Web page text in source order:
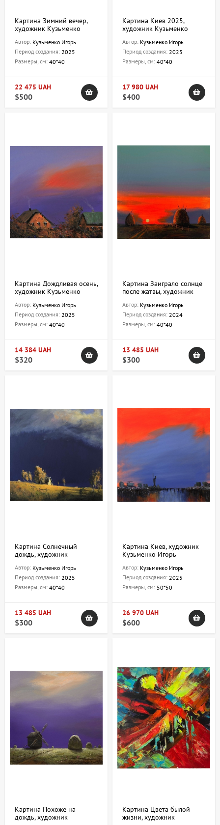
Картина Зимний вечер,
художник Кузьменко
Автор: Кузьменко Игорь
Период создания: 2025
Размеры, см: 40*40
22 475 UAH
$500
Картина Киев 2025,
художник Кузьменко
Автор: Кузьменко Игорь
Период создания: 2025
Размеры, см: 40*40
17 980 UAH
$400
Картина Дождливая осень,
художник Кузьменко
Автор: Кузьменко Игорь
Период создания: 2025
Размеры, см: 40*40
14 384 UAH
$320
Картина Заиграло солнце
после жатвы, художник
Автор: Кузьменко Игорь
Период создания: 2024
Размеры, см: 40*40
13 485 UAH
$300
Картина Солнечный
дождь, художник
Автор: Кузьменко Игорь
Период создания: 2025
Размеры, см: 40*40
13 485 UAH
$300
Картина Киев, художник
Кузьменко Игорь
Автор: Кузьменко Игорь
Период создания: 2025
Размеры, см: 50*50
26 970 UAH
$600
Картина Похоже на
дождь, художник
Картина Цвета былой
жизни, художник